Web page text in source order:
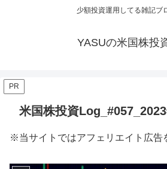
少額投資運用してる雑記ブ
YASUの米国株投
PR
米国株投資
※当サイトではアフェリエイト広告